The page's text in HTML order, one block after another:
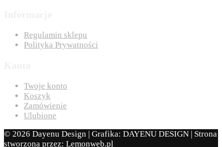
Regulamin sklepu
Polityka Prywatności
Twoje konto
Koszyk
Zamówienie
Ulubione
© 2026 Dayenu Design | Grafika: DAYENU DESIGN | Strona
stworzona przez: Lemonweb.pl